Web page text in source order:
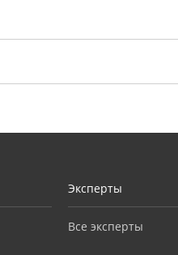
Эксперты
Все эксперты